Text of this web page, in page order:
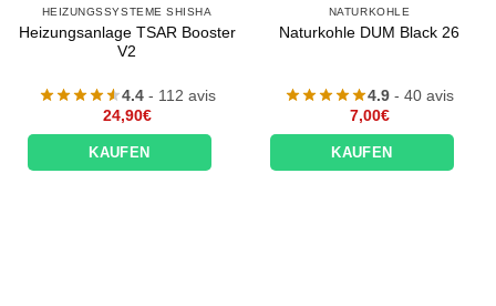
HEIZUNGSSYSTEME SHISHA
Heizungsanlage TSAR Booster
V2
4.4- 112 avis
24,90€
KAUFEN
NATURKOHLE
Naturkohle DUM Black 26
4.9 - 40 avis
7,00€
KAUFEN